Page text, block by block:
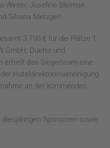
Winter, Josefine Bleimair,
Silvana Metzger!
3.750 € für die Plätze 1
GmbH, Duetto und
erhielt das Siegerteam eine
Hoteldirektorenvereinigung
an der kommenden
Sponsoren sowie